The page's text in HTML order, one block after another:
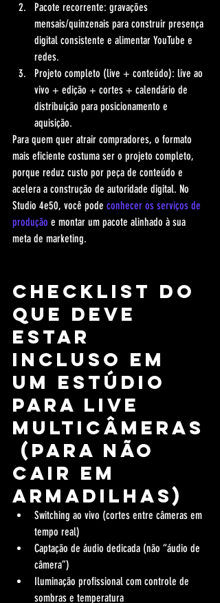
Pacote recorrente: gravações
mensais/quinzenais para construir presença
digital consistente e alimentar YouTube e
redes.
Projeto completo (live + conteúdo): live ao
vivo + edição + cortes + calendário de
distribuição para posicionamento e
aquisição.
Para quem quer atrair compradores, o formato
mais eficiente costuma ser o projeto completo,
porque reduz custo por peça de conteúdo e
acelera a construção de autoridade digital. No
Studio 4e50, você pode conhecer os serviços de
produção e montar um pacote alinhado à sua
meta de marketing.
Checklist do
que deve
estar
incluso em
um estúdio
para live
multicâmeras
(para não
cair em
armadilhas)
Switching ao vivo (cortes entre câmeras em
tempo real)
Captação de áudio dedicada (não “áudio de
câmera”)
Iluminação profissional com controle de
sombras e temperatura